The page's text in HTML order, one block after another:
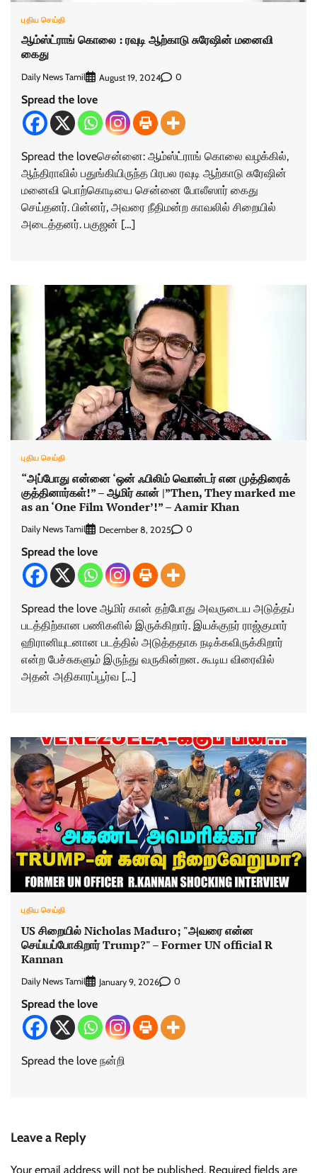
புதிய செய்தி
ஆம்ஸ்ட்ராங் கொலை : ரவுடி ஆற்காடு சுரேஷின் மனைவி
கைது
Daily News Tamil August 19, 2024 0
Spread the love
Spread the loveசென்னை: ஆம்ஸ்ட்ராங் கொலை வழக்கில்,
ஆந்திராவில் பதுங்கியிருந்த பிரபல ரவுடி ஆற்காடு சுரேஷின்
மனைவி பொற்கொடியை சென்னை போலீஸார் கைது
செய்தனர். பின்னர், அவரை நீதிமன்ற காவலில் சிறையில்
அடைத்தனர். பகுஜன் […]
புதிய செய்தி
“அப்போது என்னை ‘ஒன் ஃபிலிம் வொன்டர் என முத்திரைக்
குத்தினார்கள்!” – ஆமிர் கான் |”Then, They marked me
as an ‘One Film Wonder’!” – Aamir Khan
Daily News Tamil December 8, 2025 0
Spread the love
Spread the love ஆமிர் கான் தற்போது அவருடைய அடுத்தப்
படத்திற்கான பணிகளில் இருக்கிறார். இயக்குநர் ராஜ்குமார்
ஹிரானியுடனான படத்தில் அடுத்ததாக நடிக்கவிருக்கிறார்
என்ற பேச்சுகளும் இருந்து வருகின்றன. கூடிய விரைவில்
அதன் அதிகாரப்பூர்வ […]
புதிய செய்தி
US சிறையில் Nicholas Maduro; "அவரை என்ன
செய்யப்போகிறார் Trump?" – Former UN official R
Kannan
Daily News Tamil January 9, 2026 0
Spread the love
Spread the love நன்றி
Leave a Reply
Your email address will not be published. Required fields are